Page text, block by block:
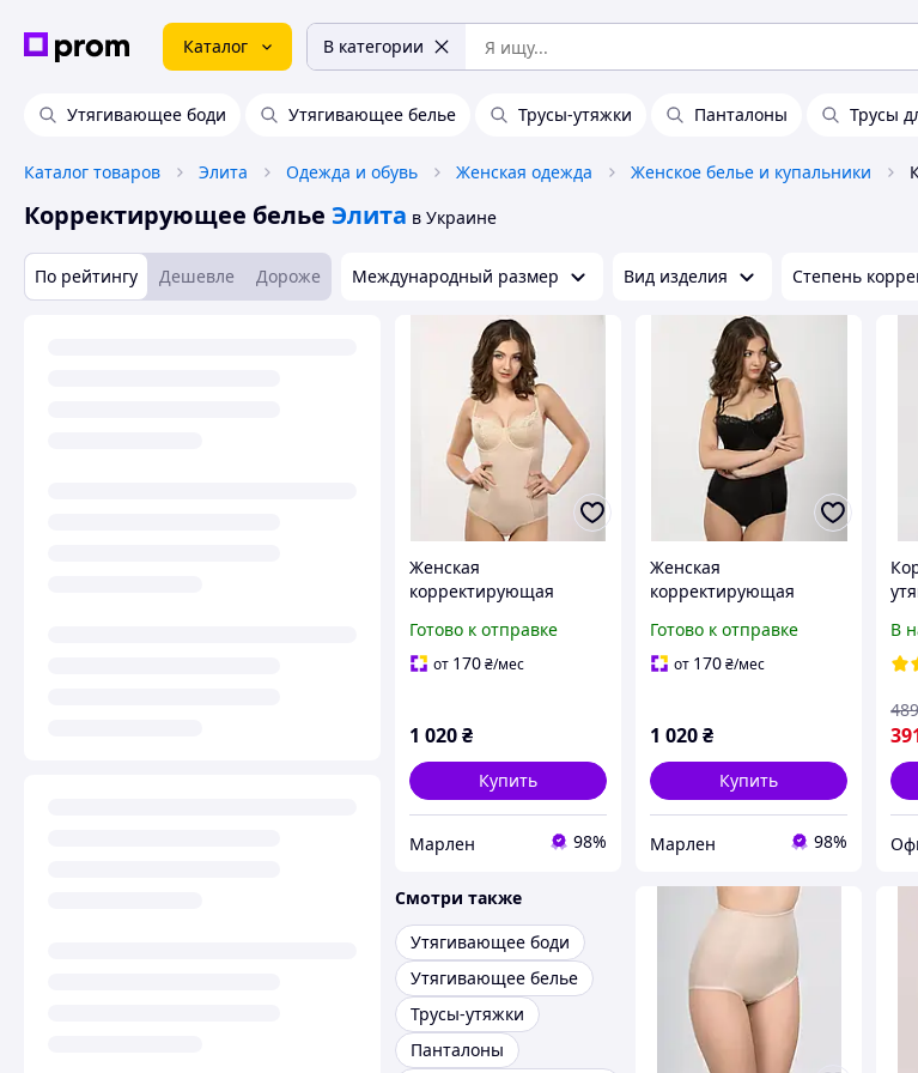
Каталог В категории
Утягивающее боди Утягивающее белье Трусы-утяжки Панталоны Трусы
Каталог товаров Элита Одежда и обувь Женская одежда Женское белье и купальники
Корректирующее белье Элита в Украине
По рейтингу Дешевле Дороже Международный размер Вид изделия Степень
Женская
корректирующая
Элита.
Готово к отправке
от 170₴/мес
1 020₴
Купить
Марлен 98%
Женская
корректирующая
Элита
Готово к отправке
от 170₴/мес
1 020₴
Купить
Марлен 98%
В
Смотри также
Утягивающее боди
Утягивающее белье
Трусы-утяжки
Панталоны